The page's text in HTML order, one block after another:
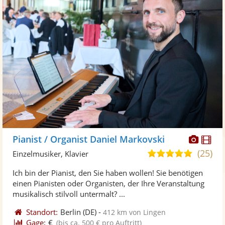
Fotos
Pianist / Organist Daniel Markovski
5,0
5
Sternen
(25)
Einzelmusiker, Klavier
Ich bin der Pianist, den Sie haben wollen! Sie benötigen
einen Pianisten oder Organisten, der Ihre Veranstaltung
musikalisch stilvoll untermalt? ...
Standort: Berlin (DE) -412 km von Lingen
Gage: € (bis ca. 500 € pro Auftritt)